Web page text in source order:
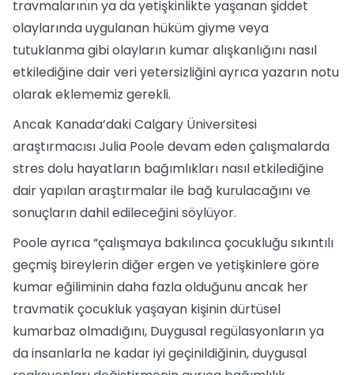
travmalarının ya da yetişkinlikte yaşanan şiddet
olaylarında uygulanan hüküm giyme veya
tutuklanma gibi olayların kumar alışkanlığını nasıl
etkilediğine dair veri yetersizliğini ayrıca yazarın notu
olarak eklememiz gerekli.
Ancak Kanada’daki Calgary Üniversitesi
araştırmacısı Julia Poole devam eden çalışmalarda
stres dolu hayatların bağımlıkları nasıl etkilediğine
dair yapılan araştırmalar ile bağ kurulacağını ve
sonuçların dahil edileceğini söylüyor.
Poole ayrıca “çalışmaya bakılınca çocukluğu sıkıntılı
geçmiş bireylerin diğer ergen ve yetişkinlere göre
kumar eğiliminin daha fazla olduğunu ancak her
travmatik çocukluk yaşayan kişinin dürtüsel
kumarbaz olmadığını, Duygusal regülasyonların ya
da insanlarla ne kadar iyi geçinildiğinin, duygusal